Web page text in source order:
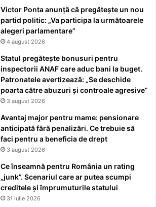
Victor Ponta anunță că pregătește un nou
partid politic: „Va participa la următoarele
alegeri parlamentare”
4 august 2026
Statul pregătește bonusuri pentru
inspectorii ANAF care aduc bani la buget.
Patronatele avertizează: „Se deschide
poarta către abuzuri și controale agresive”
3 august 2026
Avantaj major pentru mame: pensionare
anticipată fără penalizări. Ce trebuie să
faci pentru a beneficia de drept
3 august 2026
Ce înseamnă pentru România un rating
„junk”. Scenariul care ar putea scumpi
creditele și împrumuturile statului
31 iulie 2026